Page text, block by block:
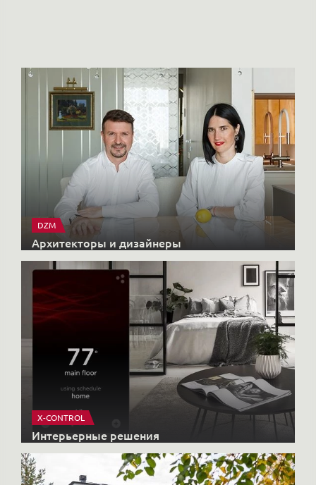
DZM
Архитекторы и дизайнеры
X-CONTROL
Интерьерные решения